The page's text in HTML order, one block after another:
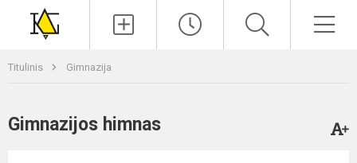
Titulinis Gimnazija
Gimnazijos himnas